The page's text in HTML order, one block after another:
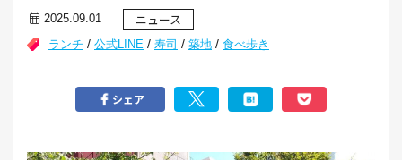
2025.09.01 ニュース
ランチ / 公式LINE / 寿司 / 築地 / 食べ歩き
シェア